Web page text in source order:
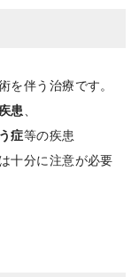
を伴う治療です。
患
症等の疾患
十分に注意が必要